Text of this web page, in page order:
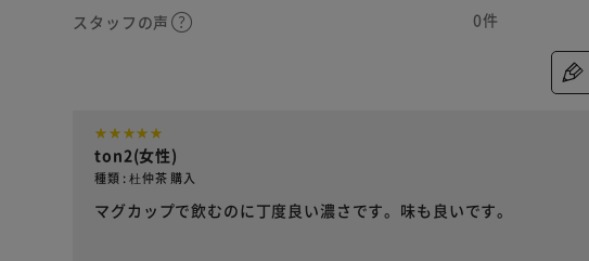
スタッフの声
0件
ton2(女性)
種類 : 杜仲茶 購入
マグカップで飲むのに丁度良い濃さです。味も良いです。